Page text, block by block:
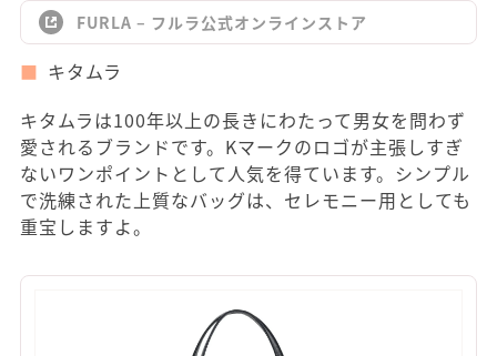
FURLA – フルラ公式オンラインストア
キタムラ
キタムラは100年以上の長きにわたって男女を問わず
愛されるブランドです。Kマークのロゴが主張しすぎ
ないワンポイントとして人気を得ています。シンプル
で洗練された上質なバッグは、セレモニー用としても
重宝しますよ。